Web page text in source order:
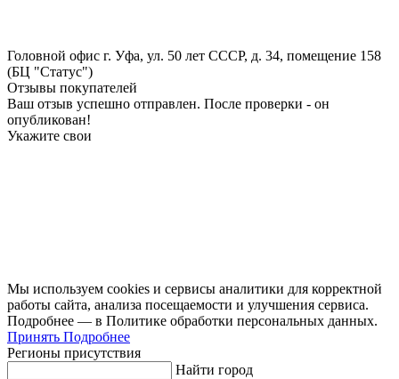
Головной офис г. Уфа, ул. 50 лет СССР, д. 34, помещение 158
(БЦ "Статус")
Отзывы покупателей
Ваш отзыв успешно отправлен. После проверки - он
опубликован!
Укажите свои
Мы используем cookies и сервисы аналитики для корректной
работы сайта, анализа посещаемости и улучшения сервиса.
Подробнее — в Политике обработки персональных данных.
Принять Подробнее
Регионы присутствия
Найти город